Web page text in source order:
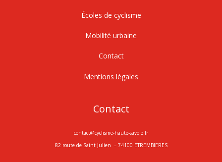
Écoles de cyclisme
Mobilité urbaine
Contact
Mentions légales
Contact
contact@cyclisme-haute-savoie.fr
82 route de Saint Julien – 74100 ETREMBIERES